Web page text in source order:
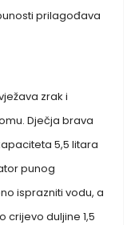
prilagođava
zrak i
Dječja brava
5,5 litara
punog
isprazniti vodu, a
crijevo duljine 1,5